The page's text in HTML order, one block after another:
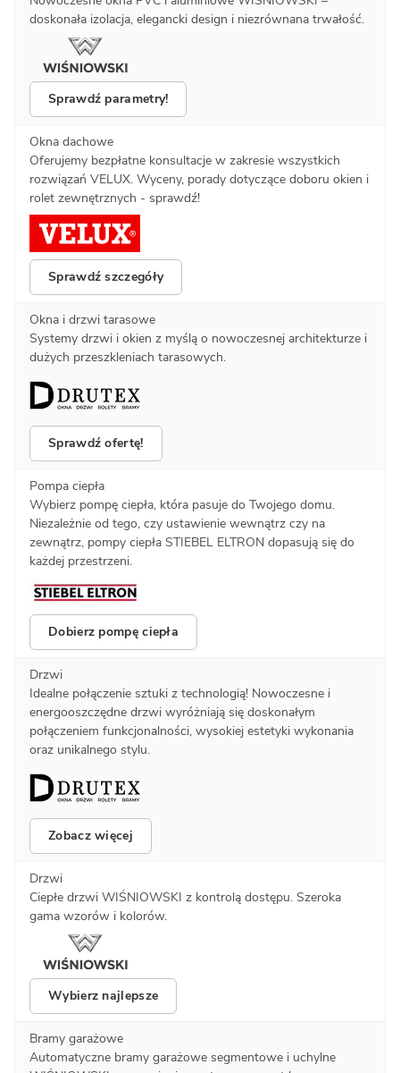
doskonała izolacja, elegancki design i niezrównana trwałość.
Sprawdź parametry!
Okna dachowe
Oferujemy bezpłatne konsultacje w zakresie wszystkich
rozwiązań VELUX. Wyceny, porady dotyczące doboru okien i
rolet zewnętrznych - sprawdź!
Sprawdź szczegóły
Okna i drzwi tarasowe
Systemy drzwi i okien z myślą o nowoczesnej architekturze i
dużych przeszkleniach tarasowych.
Sprawdź ofertę!
Pompa ciepła
Wybierz pompę ciepła, która pasuje do Twojego domu.
Niezależnie od tego, czy ustawienie wewnątrz czy na
zewnątrz, pompy ciepła STIEBEL ELTRON dopasują się do
każdej przestrzeni.
Dobierz pompę ciepła
Drzwi
Idealne połączenie sztuki z technologią! Nowoczesne i
energooszczędne drzwi wyróżniają się doskonałym
połączeniem funkcjonalności, wysokiej estetyki wykonania
oraz unikalnego stylu.
Zobacz więcej
Drzwi
Ciepłe drzwi WIŚNIOWSKI z kontrolą dostępu. Szeroka
gama wzorów i kolorów.
Wybierz najlepsze
Bramy garażowe
Automatyczne bramy garażowe segmentowe i uchylne